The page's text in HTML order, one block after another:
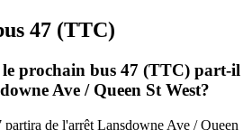
47 (TTC)
le prochain bus 47 (TTC) part-il
Ave / Queen St West?
de l'arrêt Lansdowne Ave / Queen